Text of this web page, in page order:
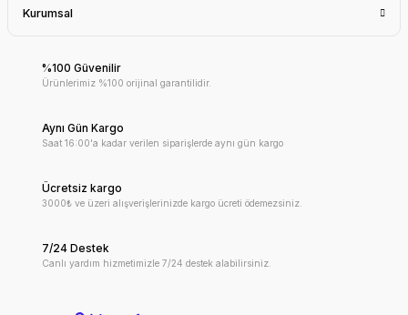
Kurumsal
%100 Güvenilir
Ürünlerimiz %100 orijinal garantilidir.
Aynı Gün Kargo
Saat 16:00'a kadar verilen siparişlerde aynı gün kargo
Ücretsiz kargo
3000₺ ve üzeri alışverişlerinizde kargo ücreti ödemezsiniz.
7/24 Destek
Canlı yardım hizmetimizle 7/24 destek alabilirsiniz.